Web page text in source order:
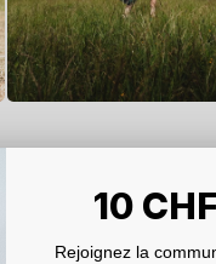
10
Rejoignez la